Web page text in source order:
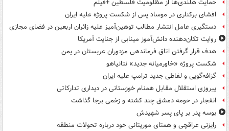
حمایت هلندی‌ها از مظلومیت فلسطین +فیلم
افشای برکناری در موساد پس از شکست پروژه علیه ایران
دستگیری عامل انتشار مطالب توهین‌آمیز علیه زائران اربعین در فضای مجازی
روایت تکان‌دهنده دانش‌آموز مینابی از جنایت آمریکا
هدف قرار گرفتن اتاق‌ فرماندهی مزدوران عربستان در یمن
شکست پروژه «خاورمیانه جدید» نتانیاهو
گزافه‌گویی و لفاظی جدید ترامپ علیه ایران
پیروزی استقلال مقابل همنام خوزستانی در دیداری تدارکاتی
انفجار در حومه دمشق چند کشته و زخمی برجا گذاشت
بوسه‌ پدر بر پای پسر شهیدش
رایزنی عراقچی و همتای موریتانی خود درباره تحولات منطقه